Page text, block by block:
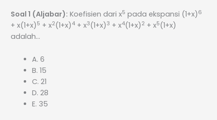
Soal 1 (Aljabar): Koefisien dari x5 pada ekspansi (1+x) 6
+ x(1+x) 5 + x2(1+x) 4 + x3(1+x) 3 + x4(1+x) 2 + x5(1+x)
adalah…
A. 6
B. 15
C. 21
D. 28
E. 35